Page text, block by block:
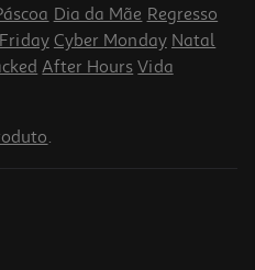
Dia da Mãe Regresso
Cyber Monday Natal
After Hours Vida
.